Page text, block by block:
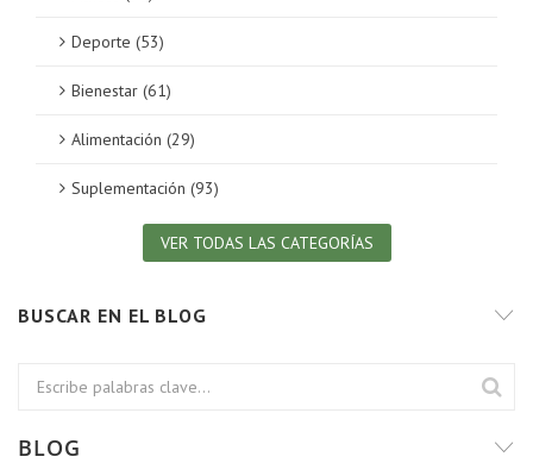
Deporte (53)
Bienestar (61)
Alimentación (29)
Suplementación (93)
VER TODAS LAS CATEGORÍAS
BUSCAR EN EL BLOG
BLOG